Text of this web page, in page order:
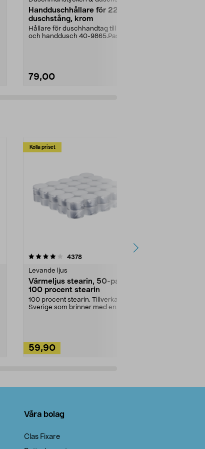
Handduschhållare för 22 mm
duschstång, krom
Hållare för duschhandtag till tak-
och handdusch 40-9865.Passar
79,00
Kolla priset
4378recensioner
Levande ljus
Värmeljus stearin, 50-pack,
100 procent stearin
100 procent stearin. Tillverkade i
Sverige som brinner med en
59,90
4.5av 5 stjärnor
Våra bolag
Clas Fixare